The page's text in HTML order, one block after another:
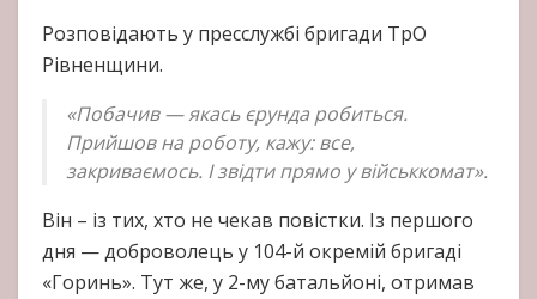
Розповідають у пресслужбі бригади ТрО
Рівненщини.
«Побачив — якась єрунда робиться.
Прийшов на роботу, кажу: все,
закриваємось. І звідти прямо у військкомат».
Він – із тих, хто не чекав повістки. Із першого
дня — доброволець у 104-й окремій бригаді
«Горинь». Тут же, у 2-му батальйоні, отримав